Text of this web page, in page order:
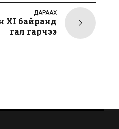
ДАРААХ
XI байранд
гал гарчээ